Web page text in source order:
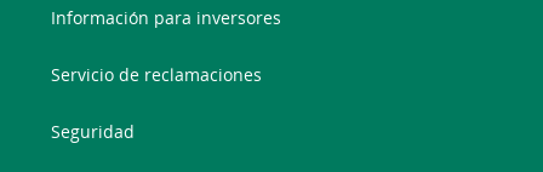
Información para inversores
Servicio de reclamaciones
Seguridad